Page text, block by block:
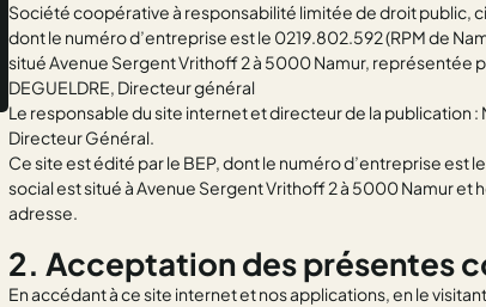
Société coopérative à responsabilité limitée de droit public,
dont le numéro d’entreprise est le 0219.802.592 (RPM de
situé Avenue Sergent Vrithoff 2 à 5000 Namur, représentée
DEGUELDRE, Directeur général
Le responsable du site internet et directeur de la publication :
Directeur Général.
Ce site est édité par le BEP, dont le numéro d’entreprise est
social est situé à Avenue Sergent Vrithoff 2 à 5000 Namur
adresse.
2. Acceptation des présentes
En accédant à ce site internet et nos applications, en le